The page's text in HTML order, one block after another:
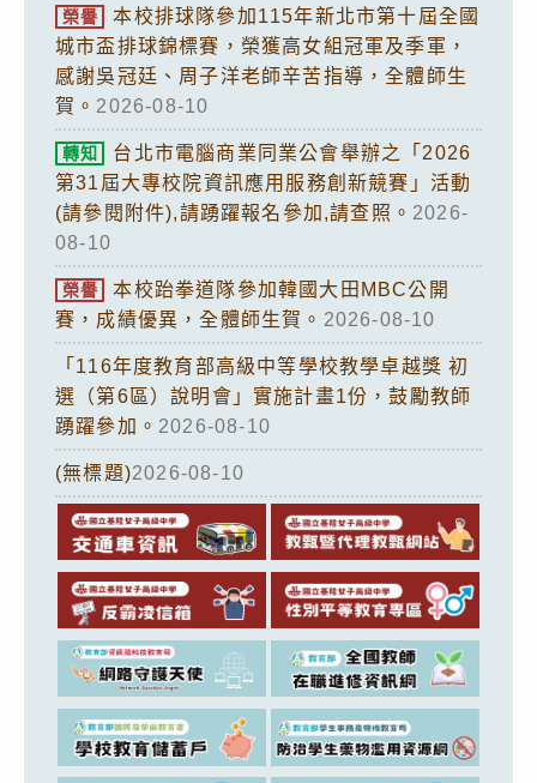
榮譽
本校排球隊參加115年新北市第十屆全國
城市盃排球錦標賽，榮獲高女組冠軍及季軍，
感謝吳冠廷、周子洋老師辛苦指導，全體師生
賀。 2026-08-10
轉知
台北市電腦商業同業公會舉辦之「2026
第31屆大專校院資訊應用服務創新競賽」活動
(請參閱附件),請踴躍報名參加,請查照。 2026-
08-10
榮譽
本校跆拳道隊參加韓國大田MBC公開
賽，成績優異，全體師生賀。 2026-08-10
「116年度教育部高級中等學校教學卓越獎 初
選（第6區）說明會」實施計畫1份，鼓勵教師
踴躍參加。 2026-08-10
(無標題)2026-08-10